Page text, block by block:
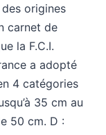
origines
carnet de
la F.C.I.
a adopté
4 catégories
35 cm au
50 cm. D :